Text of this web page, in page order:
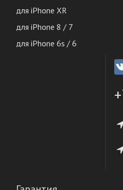
для iPhone XR
для iPhone 8 / 7
для iPhone 6s / 6